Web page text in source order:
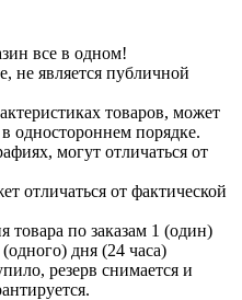
все в одном!
не является публичной
товаров, может
одностороннем порядке.
могут отличаться от
отличаться от фактической
по заказам 1 (один)
дня (24 часа)
резерв снимается и